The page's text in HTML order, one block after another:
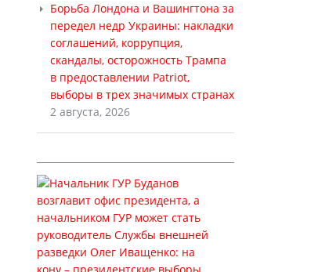
Борьба Лондона и Вашингтона за
передел недр Украины: накладки
соглашений, коррупция,
скандалы, осторожность Трампа
в предоставлении Patriot,
выборы в трех значимых странах
2 августа, 2026